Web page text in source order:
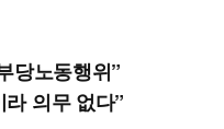
당노동행위”
의무 없다”